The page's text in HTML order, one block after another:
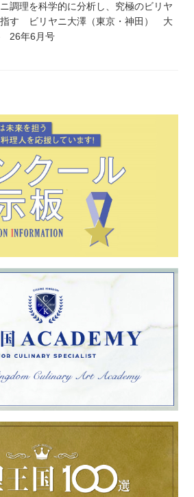
調理を科学的に分析し、究極のビリヤ
指す ビリヤニ大澤（東京・神田） 大
26年6月号